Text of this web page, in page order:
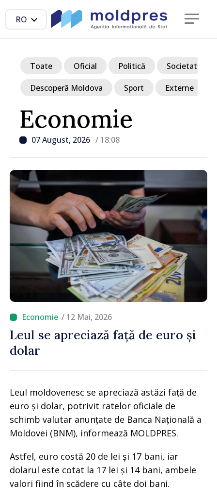
RO
Economie
07 August, 2026 / 18:08
Toate Oficial Politică Societate
Descoperă Moldova Sport Externe
/ 12 Mai, 2026
Leul se apreciază față de euro și
dolar
Leul moldovenesc se apreciază astăzi față de
euro și dolar, potrivit ratelor oficiale de
schimb valutar anunțate de Banca Națională a
Moldovei (BNM), informează MOLDPRES.
Astfel, euro costă 20 de lei și 17 bani, iar
dolarul este cotat la 17 lei și 14 bani, ambele
valori fiind în scădere cu câte doi bani.